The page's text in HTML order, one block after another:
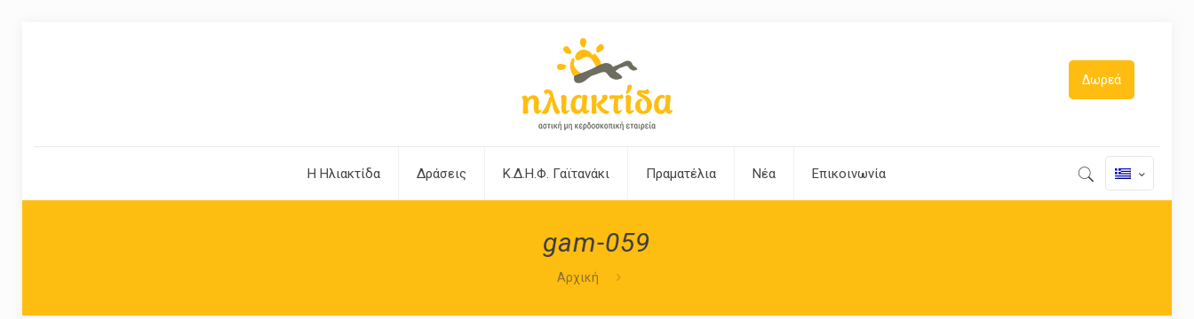
Η Ηλιακτίδα Δράσεις Κ.Δ.Η.Φ. Γαϊτανάκι Πραματέλια Νέα Επικοινωνία
Δωρεά
gam-059
Αρχική